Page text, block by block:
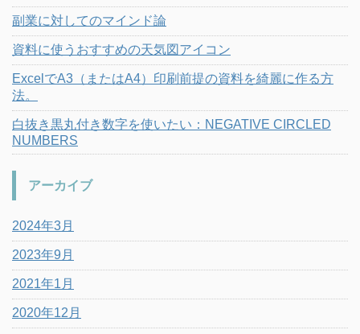
副業に対してのマインド論
資料に使うおすすめの天気図アイコン
ExcelでA3（またはA4）印刷前提の資料を綺麗に作る方
法。
白抜き黒丸付き数字を使いたい：NEGATIVE CIRCLED
NUMBERS
アーカイブ
2024年3月
2023年9月
2021年1月
2020年12月